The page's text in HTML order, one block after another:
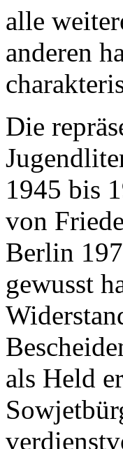
alle
anderen
Die
1945 bis
von
Berlin
gewusst
als Held